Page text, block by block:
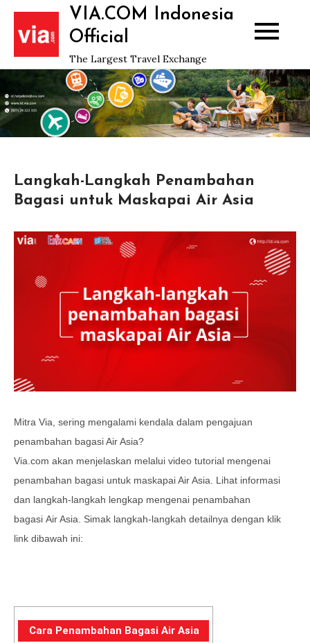
Skip
content
VIA.COM Indonesia
Official
The Largest Travel Exchange
Langkah-Langkah Penambahan
Bagasi untuk Maskapai Air Asia
Mitra Via, sering mengalami kendala dalam pengajuan
penambahan bagasi Air Asia?
Via.com akan menjelaskan melalui video tutorial mengenai
penambahan bagasi untuk maskapai Air Asia . Lihat informasi
dan langkah-langkah lengkap mengenai penambahan
bagasi Air Asia. Simak langkah-langkah detailnya dengan klik
link dibawah ini:
Cara Penambahan Bagasi Air Asia